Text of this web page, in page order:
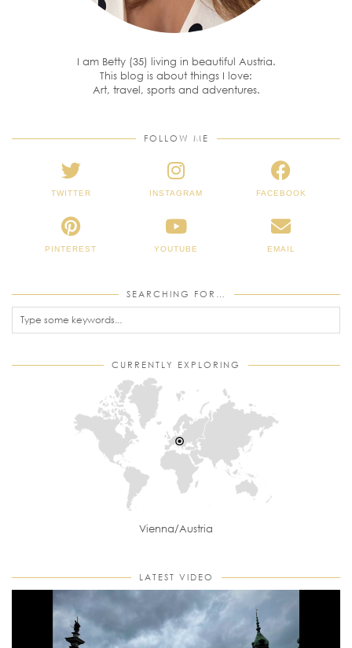
I am Betty (35) living in beautiful Austria.
This blog is about things I love:
Art, travel, sports and adventures.
FOLLOW ME
TWITTER INSTAGRAM FACEBOOK
PINTEREST YOUTUBE EMAIL
SEARCHING FOR…
CURRENTLY EXPLORING
Vienna/Austria
LATEST VIDEO